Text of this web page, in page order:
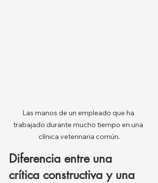
Las manos de un empleado que ha
trabajado durante mucho tiempo en una
clínica veterinaria común.
Diferencia entre una
crítica constructiva y una